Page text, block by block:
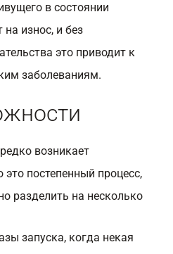
в состоянии
на износ, и без
это приводит к
заболеваниям.
возникает
постепенный процесс,
разделить на несколько
запуска, когда некая